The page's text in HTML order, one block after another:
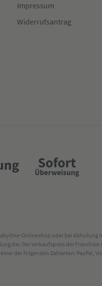
Impressum
Widerrufsantrag
Onlineshop oder bei
dar. Der Verkaufspreis der
der folgenden Zahlarten: PayPal,